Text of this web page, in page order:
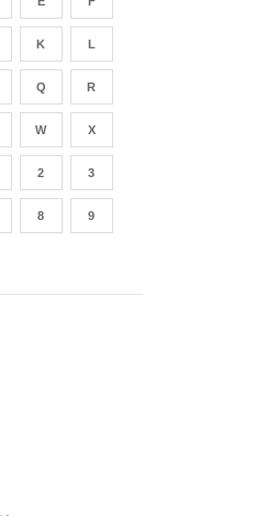
K L
Q R
W X
2 3
8 9